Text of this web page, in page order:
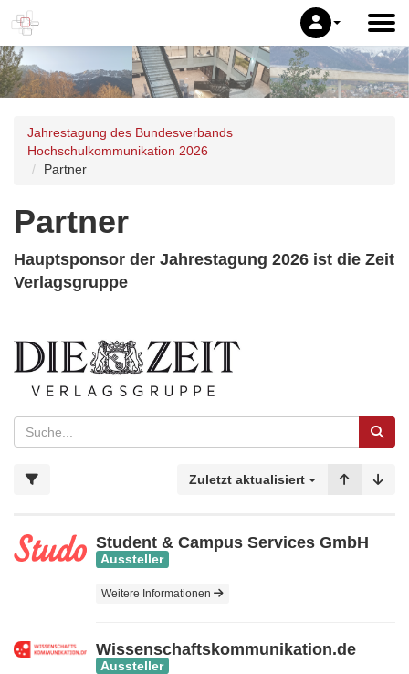
Jahrestagung des Bundesverbands
Hochschulkommunikation 2026
Partner
Partner
Hauptsponsor der Jahrestagung 2026 ist die Zeit
Verlagsgruppe
Zuletzt aktualisiert
Student & Campus Services GmbH
Aussteller
Weitere Informationen
Wissenschaftskommunikation.de
Aussteller